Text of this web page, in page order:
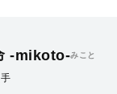
-mikoto-みこと